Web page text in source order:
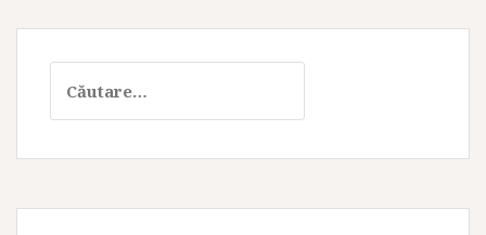
după: